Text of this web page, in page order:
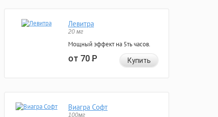
Левитра
20 мг
Мощный эффект на 5ть часов.
от 70Р Купить
Виагра Софт
100мг